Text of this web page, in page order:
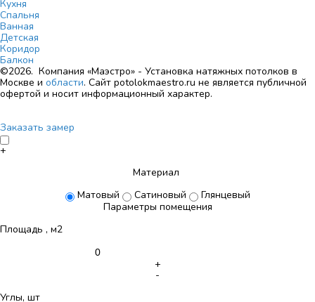
Кухня
Спальня
Ванная
Детская
Коридор
Балкон
©2026. Компания «Маэстро» - Установка натяжных потолков в
Москве и области. Сайт potolokmaestro.ru не является публичной
офертой и носит информационный характер.
Заказать замер
+
Материал
Матовый
Сатиновый
Глянцевый
Параметры помещения
Площадь , м2
+
-
Углы, шт